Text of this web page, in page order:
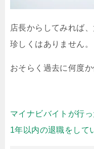
店長からしてみれば
珍しくはありません。
おそらく過去に何度
マイナビバイトが行
1年以内の退職をして